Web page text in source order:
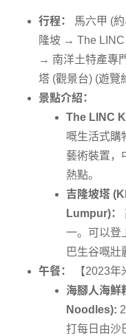
行程：
馬六甲 (
隆坡 → The LINC
→ 南洋土特產專
塔 (觀景台) (遊
景點介紹：
The LINC
嘅生活式購
藝術裝置，
熱點。
吉隆坡塔
Lumpur)：
一。可以登
巴生谷嘅壯
午餐：
【2023
海腳人海鮮
Noodles):
打每日由沙